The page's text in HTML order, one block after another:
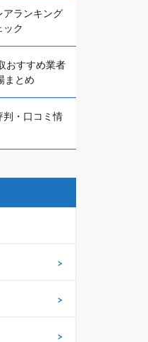
アランキング
ック
おすすめ業者
まとめ
判・口コミ情